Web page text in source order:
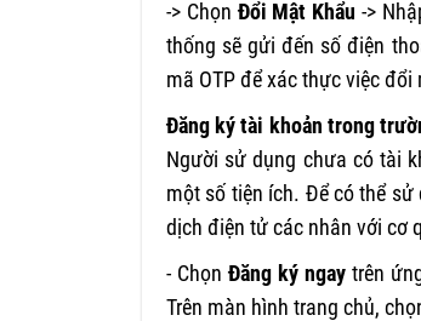
-> Chọn Đổi Mật Khẩu ->
thống sẽ gửi đến số điện
mã OTP để xác thực việc đổi
Đăng ký tài khoản trong
Người sử dụng chưa có tài
một số tiện ích. Để có thể
dịch điện tử các nhân với cơ
- Chọn Đăng ký ngaytrên
Trên màn hình trang chủ,